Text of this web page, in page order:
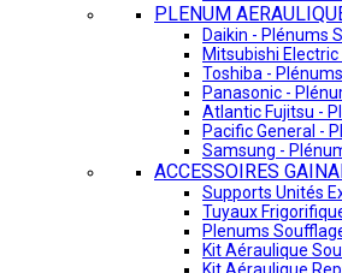
PLENUM
Daikin - Plénums
Mitsubishi
Toshiba -
Panasonic -
Atlantic Fujitsu -
Pacific General -
Samsung -
ACCESSOIRES
Supports Unités
Tuyaux
Plenums
Kit Aéraulique